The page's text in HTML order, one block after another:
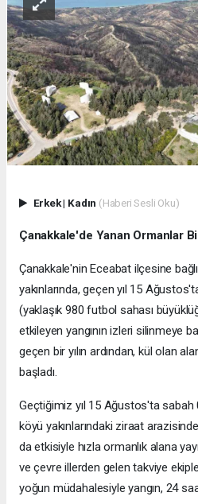
Erkek| Kadın (Haberi Sesli Oku)
Çanakkale'de Yanan Ormanlar
Çanakkale'nin Eceabat ilçesine
yakınlarında, geçen yıl 15
(yaklaşık 980 futbol sahası
etkileyen yangının izleri silinmeye
geçen bir yılın ardından, kül olan
başladı.
Geçtiğimiz yıl 15 Ağustos'ta
köyü yakınlarındaki ziraat
da etkisiyle hızla ormanlık alana
ve çevre illerden gelen takviye
yoğun müdahalesiyle yangın, 24